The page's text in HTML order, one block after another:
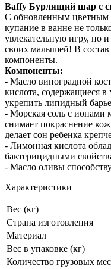
Baffy Бурлящий шар с
С обновленным
купание в ванне не
увлекательную игру, но
своих малышей! В состав
компоненты.
Компоненты:
- Масло виноградной
кислота, содержащиеся в
укрепить липидный
- Морская соль с ионами
снимает покраснение
делает сон ребенка
- Лимонная кислота
бактерицидными
- Масло оливы
Характеристики
Вес (кг)
Страна изготовления
Материал
Вес в упаковке (кг)
Количество грузовых